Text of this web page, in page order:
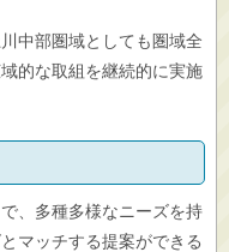
中部圏域としても圏域全
的な取組を継続的に実施
、多種多様なニーズを持
マッチする提案ができる